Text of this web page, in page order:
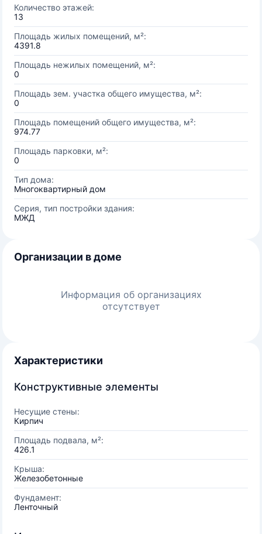
Количество этажей:
13
Площадь жилых помещений, м²:
4391.8
Площадь нежилых помещений, м²:
0
Площадь зем. участка общего имущества, м²:
0
Площадь помещений общего имущества, м²:
974.77
Площадь парковки, м²:
0
Тип дома:
Многоквартирный дом
Серия, тип постройки здания:
МЖД
Организации в доме
Информация об организациях
отсутствует
Характеристики
Конструктивные элементы
Несущие стены:
Кирпич
Площадь подвала, м²:
426.1
Крыша:
Железобетонные
Фундамент:
Ленточный